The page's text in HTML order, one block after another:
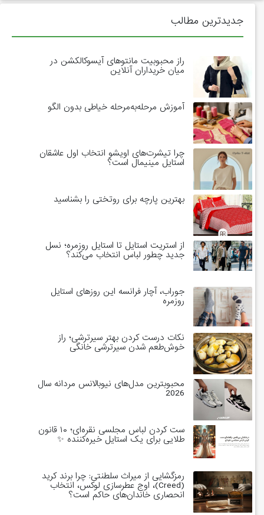
جدیدترین مطالب
راز محبوبیت مانتوهای آیسوکالکشن در
میان خریداران آنلاین
آموزش مرحله‌به‌مرحله خیاطی بدون الگو
چرا تیشرت‌های اویشو انتخاب اول عاشقان
استایل مینیمال است؟
بهترین پارچه برای روتختی را بشناسید
از استریت استایل تا استایل روزمره؛ نسل
جدید چطور لباس انتخاب می‌کند؟
جوراب، آچار فرانسه این روزهای استایل
روزمره
نکات درست کردن بهتر سیرترشی؛ راز
خوش‌طعم شدن سیرترشی خانگی
محبوبترین مدل‌های نیوبالانس مردانه سال
2026
ست کردن لباس مجلسی نقره‌ای؛ ۱۰ قانون
طلایی برای یک استایل خیره‌کننده ✨
رمزگشایی از میراث سلطنتی: چرا برند کرید
(Creed)، اوج عطرسازی لوکس، انتخاب
انحصاری خاندان‌های حاکم است؟